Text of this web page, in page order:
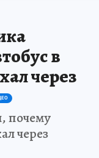
в
через
почему
через